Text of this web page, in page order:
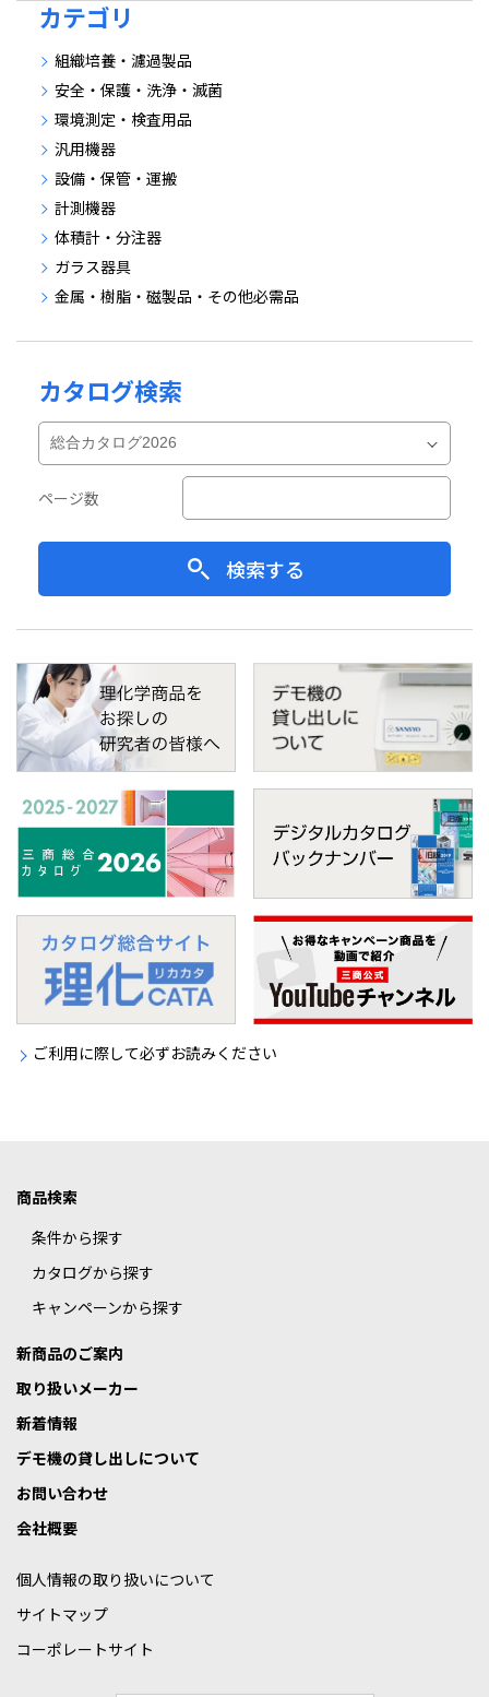
カテゴリ
組織培養・濾過製品
安全・保護・洗浄・滅菌
環境測定・検査用品
汎用機器
設備・保管・運搬
計測機器
体積計・分注器
ガラス器具
金属・樹脂・磁製品・その他必需品
カタログ検索
ページ数
検索する
ご利用に際して必ずお読みください
商品検索
条件から探す
カタログから探す
キャンペーンから探す
新商品のご案内
取り扱いメーカー
新着情報
デモ機の貸し出しについて
お問い合わせ
会社概要
個人情報の取り扱いについて
サイトマップ
コーポレートサイト